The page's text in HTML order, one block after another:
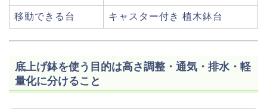
移動できる台 キャスター付き 植木鉢台
底上げ鉢を使う目的は高さ調整・通気・排水・軽
量化に分けること